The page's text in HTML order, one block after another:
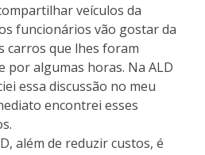
veículos da
funcionários vão gostar da
carros que lhes foram
por algumas horas. Na ALD
essa discussão no meu
encontrei esses
além de reduzir custos, é